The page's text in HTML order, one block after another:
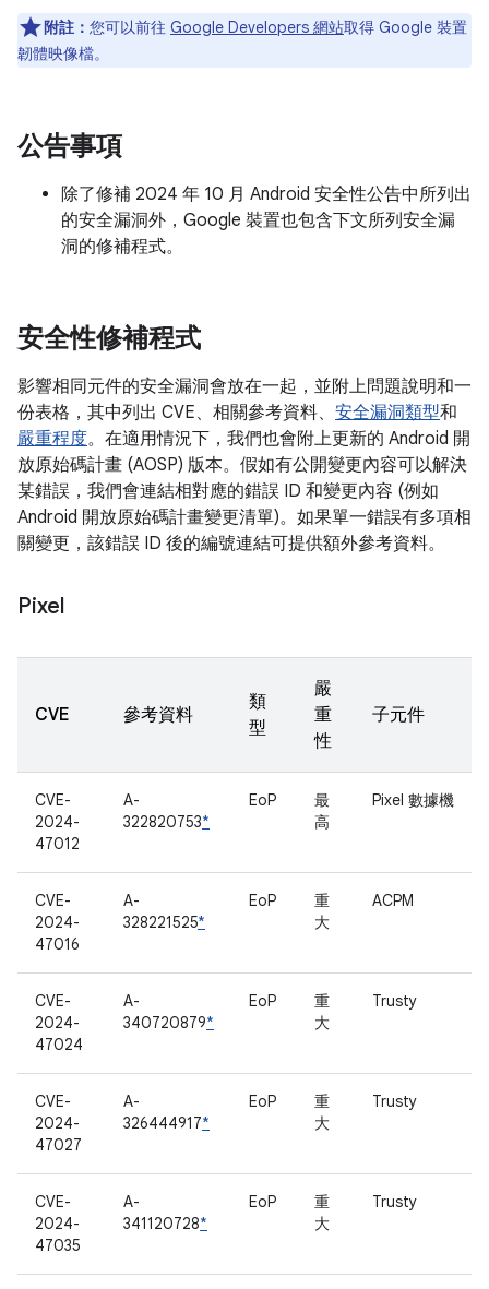
附註： 您可以前往 Google Developers 網站取得 Google 裝置
韌體映像檔。
公告事項
除了修補 2024 年 10 月 Android 安全性公告中所列出
的安全漏洞外，Google 裝置也包含下文所列安全漏
洞的修補程式。
安全性修補程式
影響相同元件的安全漏洞會放在一起，並附上問題說明和一
份表格，其中列出 CVE、相關參考資料、 安全漏洞類型和
嚴重程度。在適用情況下，我們也會附上更新的 Android 開
放原始碼計畫 (AOSP) 版本。假如有公開變更內容可以解決
某錯誤，我們會連結相對應的錯誤 ID 和變更內容 (例如
Android 開放原始碼計畫變更清單)。如果單一錯誤有多項相
關變更，該錯誤 ID 後的編號連結可提供額外參考資料。
Pixel
CVE 參考資料
類
型
嚴
重
性
子元件
CVE-
2024-
47012
A-
322820753*
EoP
最
高
Pixel 數據機
CVE-
2024-
47016
A-
328221525*
EoP
重
大
ACPM
CVE-
2024-
47024
A-
340720879*
EoP
重
大
Trusty
CVE-
2024-
47027
A-
326444917*
EoP
重
大
Trusty
CVE-
2024-
47035
A-
341120728*
EoP
重
大
Trusty